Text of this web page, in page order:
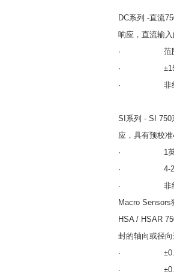
DC系列 -直流
响应，直流输
· 范围从
· ±15 V DC
· 非线性小
SI系列 - SI 750
应，具有预校
· 1英寸（
· 4-20
· 非线性度
Macro Sensors
HSA / HSAR
封的轴向或径
· ±0.05的范
· ±0.25％